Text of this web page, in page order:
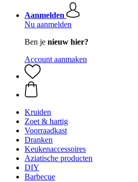
Aanmelden
Nu aanmelden
Ben je nieuw hier?
Account aanmaken
Kruiden
Zoet & hartig
Voorraadkast
Dranken
Keukenaccessoires
Aziatische producten
DIY
Barbecue